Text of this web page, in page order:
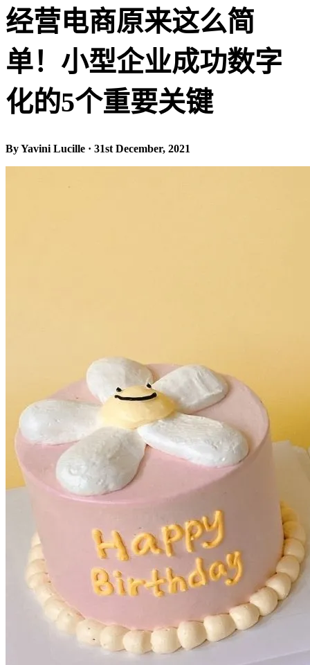
经营电商原来这么简
单！小型企业成功数字
化的5个重要关键
By Yavini Lucille · 31st December, 2021